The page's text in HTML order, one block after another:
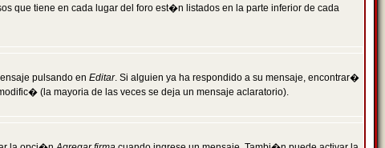
que tiene en cada lugar del foro est�n listados en la parte inferior de cada
pulsando en Editar. Si alguien ya ha respondido a su mensaje, encontrar�
(la mayoria de las veces se deja un mensaje aclaratorio).